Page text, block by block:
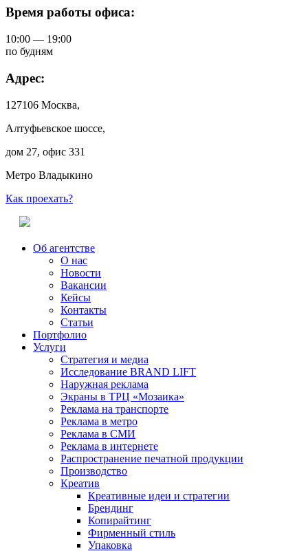
Время работы офиса:
10:00 — 19:00
по будням
Адрес:
127106 Москва,
Алтуфьевское шоссе,
дом 27, офис 331
Метро Владыкино
Как проехать?
Об агентстве
О нас
Новости
Вакансии
Кейсы
Контакты
Статьи
Портфолио
Услуги
Стратегия и медиа
Исследование BRAND LIFT
Наружная реклама
Экраны в ТРЦ «Мозаика»
Реклама на транспорте
Реклама в метро
Реклама в СМИ
Реклама в интернете
Распространение печатной продукции
Производство
Креатив
Креативные идеи и стратегии
Брендинг
Копирайтинг
Фирменный стиль
Упаковка